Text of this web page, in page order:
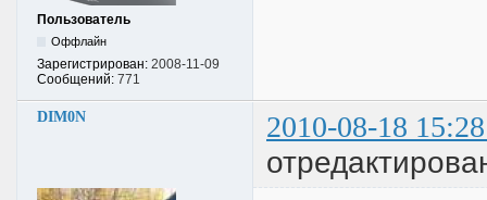
Пользователь
Оффлайн
Зарегистрирован: 2008-11-09
Сообщений: 771
DIM0N 2010-08-18